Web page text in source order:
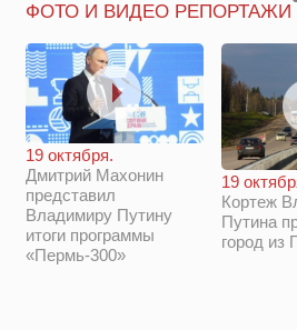
ФОТО И ВИДЕО РЕПОРТАЖИ
19 октября.
Дмитрий Махонин
представил
Владимиру Путину
итоги программы
«Пермь-300»
19
Кортеж
Путина
город из